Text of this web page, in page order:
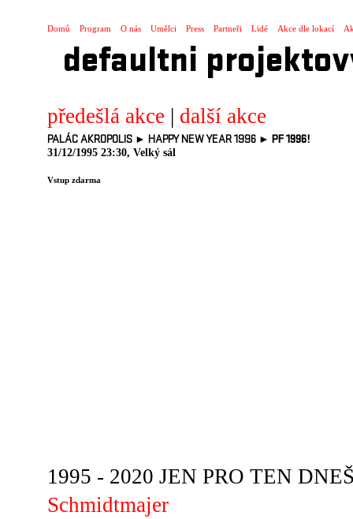
Domů Program O nás Umělci Press Partneři Lidé Akce dle lokací
defaultni
předešlá akce | další akce
PALÁC AKROPOLIS ► HAPPY NEW YEAR 1996 ► PF 1996!
31/12/1995 23:30, Velký sál
Vstup zdarma
1995 - 2020 JEN PRO TEN
Schmidtmajer